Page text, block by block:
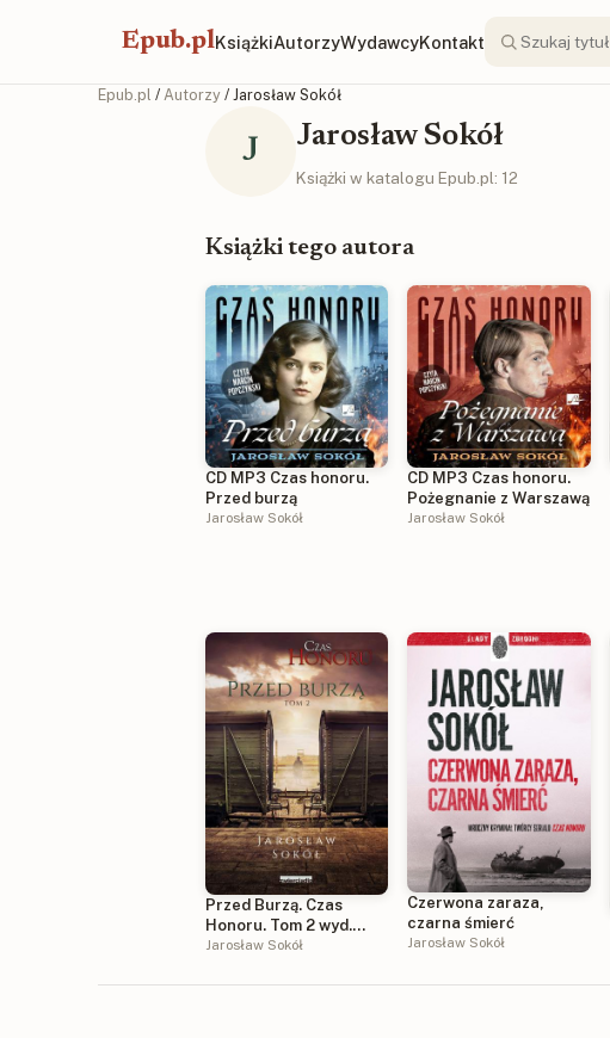
Epub.plKsiążkiAutorzyWydawcyKontakt
Epub.pl / Autorzy / Jarosław Sokół
J Jarosław Sokół
Książki w katalogu Epub.pl: 12
Książki tego autora
CD MP3 Czas honoru.
Przed burzą
Jarosław Sokół
CD MP3 Czas honoru.
Pożegnanie z Warszawą
Jarosław Sokół
Przed Burzą. Czas
Honoru. Tom 2 wyd.
2021
Jarosław Sokół
Czerwona zaraza,
czarna śmierć
Jarosław Sokół